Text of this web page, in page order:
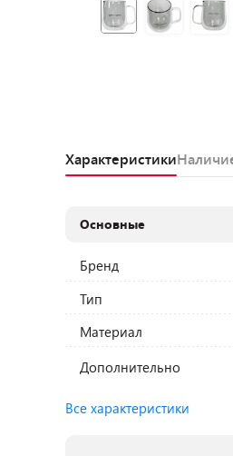
Характеристики
Основные
Бренд
Тип
Материал
Дополнительно
Все характеристики